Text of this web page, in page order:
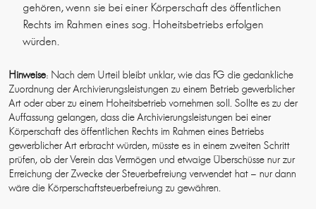
gehören, wenn sie bei einer Körperschaft des öffentlichen
Rechts im Rahmen eines sog. Hoheitsbetriebs erfolgen
würden.
Hinweise: Nach dem Urteil bleibt unklar, wie das FG die gedankliche
Zuordnung der Archivierungsleistungen zu einem Betrieb gewerblicher
Art oder aber zu einem Hoheitsbetrieb vornehmen soll. Sollte es zu der
Auffassung gelangen, dass die Archivierungsleistungen bei einer
Körperschaft des öffentlichen Rechts im Rahmen eines Betriebs
gewerblicher Art erbracht würden, müsste es in einem zweiten Schritt
prüfen, ob der Verein das Vermögen und etwaige Überschüsse nur zur
Erreichung der Zwecke der Steuerbefreiung verwendet hat – nur dann
wäre die Körperschaftsteuerbefreiung zu gewähren.